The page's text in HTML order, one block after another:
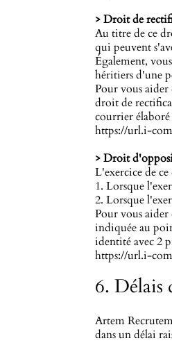
> Droit de
Au titre de ce
qui peuvent
Également,
héritiers d'une
Pour vous
droit de
courrier
https://url.i-
> Droit
L'exercice de
1. Lorsque
2. Lorsque
Pour vous aider
indiquée au
identité avec 2
https://url.i-
6. Délais
Artem
dans un délai